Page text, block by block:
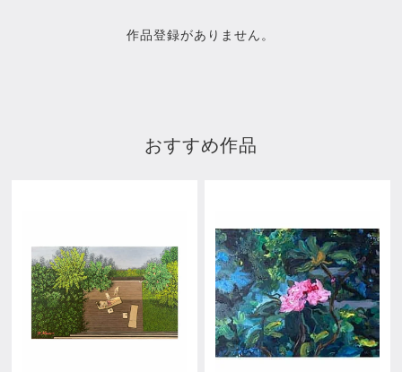
作品登録がありません。
おすすめ作品